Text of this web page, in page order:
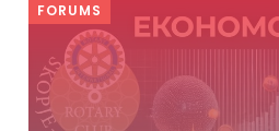
FORUMS